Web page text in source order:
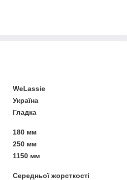
WeLassie
Україна
Гладка
180 мм
250 мм
1150 мм
Середньої жорсткості